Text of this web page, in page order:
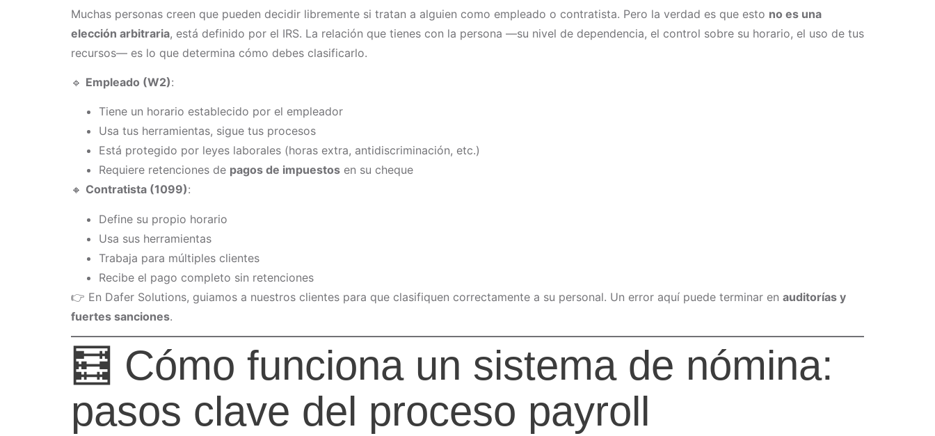
Muchas personas creen que pueden decidir libremente si tratan a alguien como empleado o contratista. Pero la verdad es que esto no es una
elección arbitraria, está definido por el IRS. La relación que tienes con la persona —su nivel de dependencia, el control sobre su horario, el uso de tus
recursos— es lo que determina cómo debes clasificarlo.
🔹 Empleado (W2):
Tiene un horario establecido por el empleador
Usa tus herramientas, sigue tus procesos
Está protegido por leyes laborales (horas extra, antidiscriminación, etc.)
Requiere retenciones de pagos de impuestos en su cheque
🔸 Contratista (1099):
Define su propio horario
Usa sus herramientas
Trabaja para múltiples clientes
Recibe el pago completo sin retenciones
👉 En Dafer Solutions, guiamos a nuestros clientes para que clasifiquen correctamente a su personal. Un error aquí puede terminar en auditorías y
fuertes sanciones.
🧮 Cómo funciona un sistema de nómina:
pasos clave del proceso payroll